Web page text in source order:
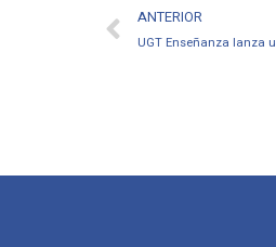
ANTERIOR